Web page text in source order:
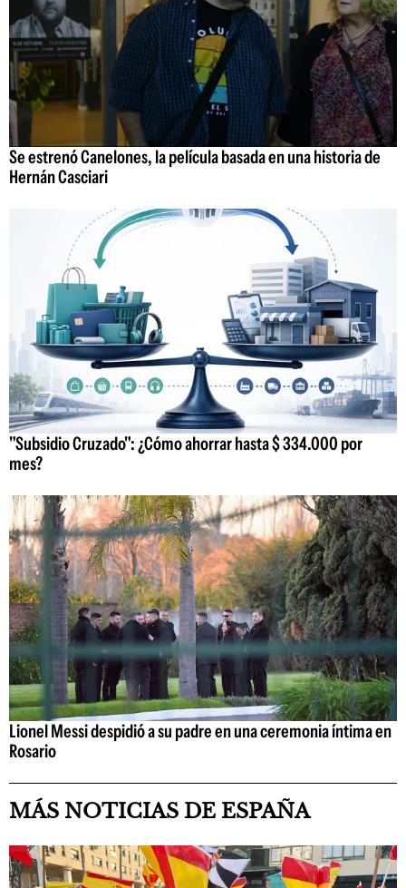
Se estrenó Canelones, la película basada en una historia de
Hernán Casciari
"Subsidio Cruzado": ¿Cómo ahorrar hasta $ 334.000 por
mes?
Lionel Messi despidió a su padre en una ceremonia íntima en
Rosario
MÁS NOTICIAS DE ESPAÑA